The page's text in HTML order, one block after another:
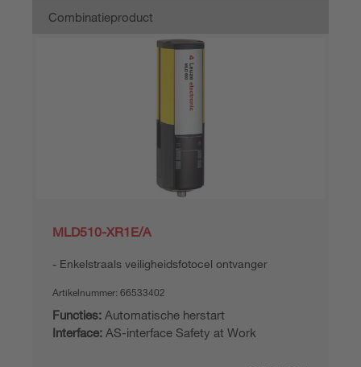
Combinatieproduct
MLD510-XR1E/A
Enkelstraals veiligheidsfotocel ontvanger
Artikelnummer: 66533402
Functies: Automatische herstart
Interface: AS-interface Safety at Work